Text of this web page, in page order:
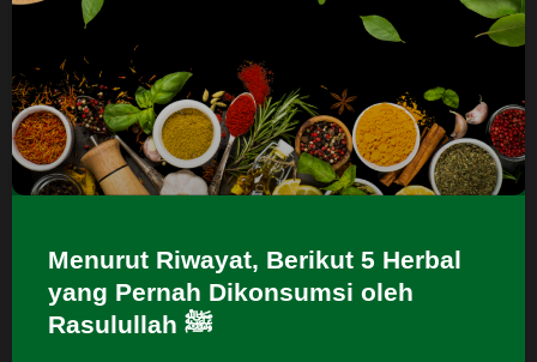
Menurut Riwayat, Berikut 5 Herbal
yang Pernah Dikonsumsi oleh
Rasulullah ﷺ